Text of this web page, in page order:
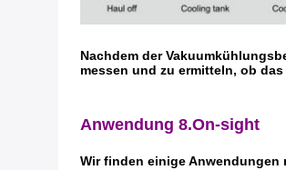
Nachdem der
messen und zu ermitteln, ob
Anwendung 8.On-sight
Wir finden einige Anwendungen